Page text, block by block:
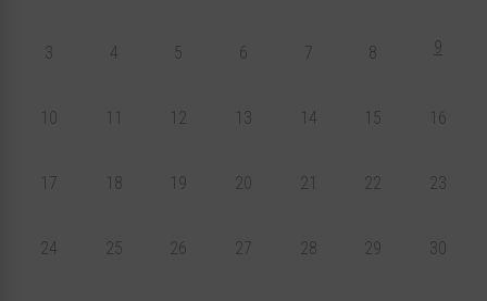
3 4 5 6 7 8 9
10 11 12 13 14 15 16
17 18 19 20 21 22 23
24 25 26 27 28 29 30